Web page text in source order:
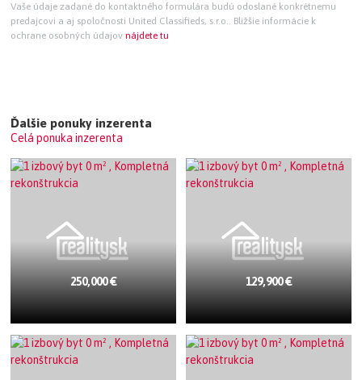
Vaše údaje zadané do kontaktného formulára budú odoslané konkrétnemu
predajcovi a aj spoločnosti United Classifieds, s.r.o.. Bližšie informácie k
ochrane osobných údajov nájdete tu
Ďalšie ponuky inzerenta
Celá ponuka inzerenta
250,000 € 129,900 €